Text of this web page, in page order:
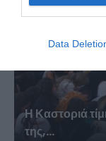
Data
Η Καστοριά
της,...